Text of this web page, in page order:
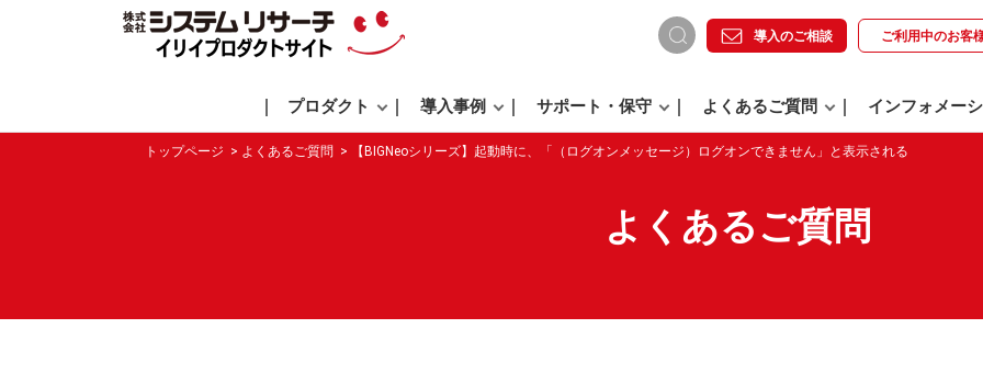
導入のご相談 ご利用中のお客
プロダクト 導入事例 サポート・保守 よくあるご質問 インフォメー
トップページ よくあるご質問 【BIGNeoシリーズ】起動時に、「（ログオンメッセージ）ログオンできません」と表示される
よくあるご質問